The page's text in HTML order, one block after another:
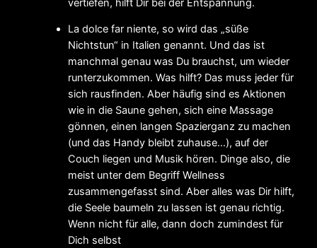
vertiefen, hilft Dir bei der Entspannung.
La dolce far niente, so wird das „süße
Nichtstun“ in Italien genannt. Und das ist
manchmal genau was Du brauchst, um wieder
runterzukommen. Was hilft? Das muss jeder für
sich rausfinden. Aber häufig sind es Aktionen
wie in die Saune gehen, sich eine Massage
gönnen, einen langen Spazierganz zu machen
(und das Handy bleibt zuhause…), auf der
Couch liegen und Musik hören. Dinge also, die
meist unter dem Begriff Wellness
zusammengefasst sind. Aber alles was Dir hilft,
die Seele baumeln zu lassen ist genau richtig.
Wenn nicht für alle, dann doch zumindest für
Dich selbst